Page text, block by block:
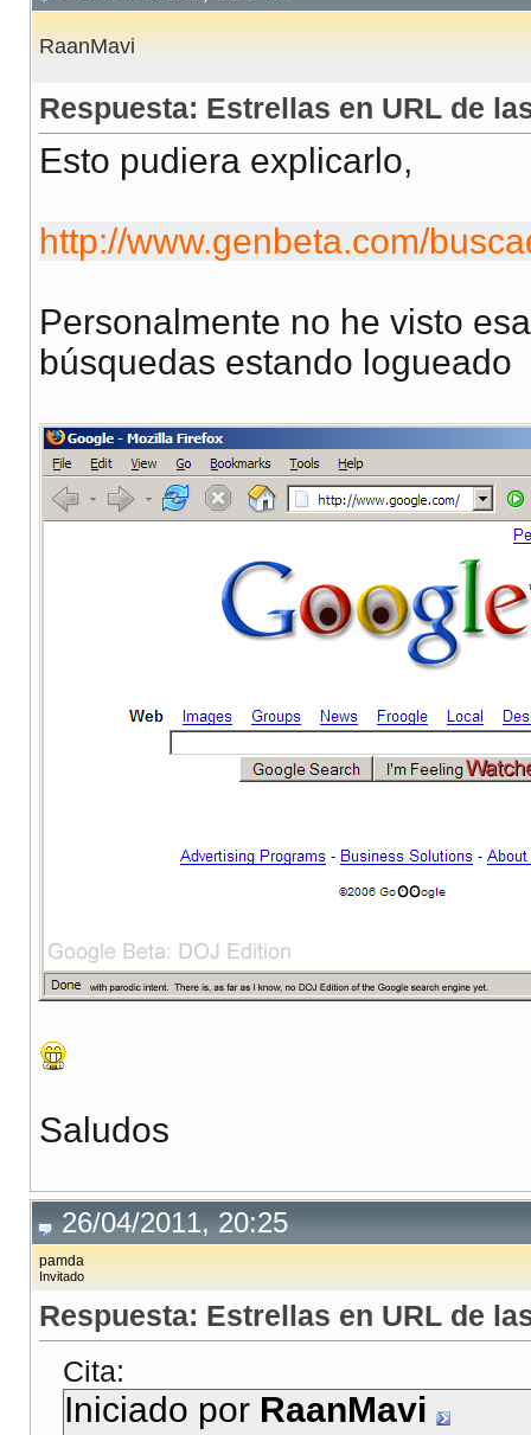
RaanMavi
Respuesta: Estrellas en URL de
Esto pudiera explicarlo,
http://www.genbeta.com/
Personalmente no he visto
búsquedas estando logueado
Saludos
26/04/2011, 20:25
pamda
Invitado
Respuesta: Estrellas en URL de
Cita:
Iniciado por RaanMavi